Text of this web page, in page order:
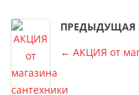
ПРЕДЫДУЩАЯ
← АКЦИЯ от